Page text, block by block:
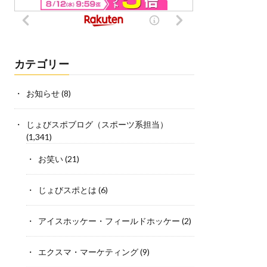
カテゴリー
お知らせ(8)
じょびスポブログ（スポーツ系担当）
(1,341)
お笑い(21)
じょびスポとは (6)
アイスホッケー・フィールドホッケー (2)
エクスマ・マーケティング(9)